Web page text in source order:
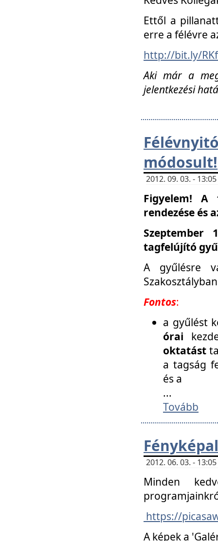
Ettől a
erre a félévre
http://bit.ly/
Aki már a
jelentkezési
módosult!
2012. 09. 03. -
Figyelem! A
rendezése és
Szeptember
tagfelújító
A gyűlésre
Fontos:
a gyűlést
órai
oktatást
a tagság
és a
...
Tovább
2012. 06. 03. -
Minden
https://
A képek a